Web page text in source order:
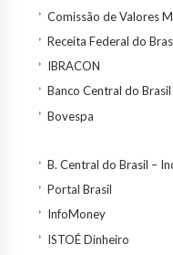
Comissão de Valores
Receita Federal do
IBRACON
Banco Central do Brasil
Bovespa
B. Central do Brasil –
Portal Brasil
InfoMoney
ISTOÉ Dinheiro